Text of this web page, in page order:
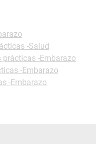
-Salud
prácticas -Embarazo
-Embarazo
-Embarazo